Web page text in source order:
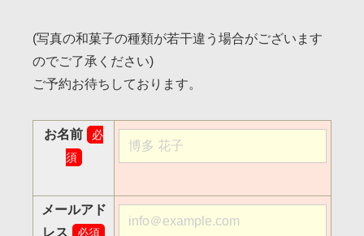
(写真の和菓子の種類が若干違う場合がございます
のでご了承ください)
ご予約お待ちしております。
お名前
必
須
メールアド
レス
必須